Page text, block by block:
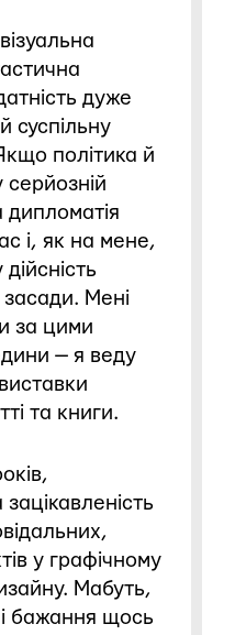
дуже
суспільну
політика й
серйозній
дипломатія
і, як на мене,
засади. Мені
за цими
— я веду
та книги.
у графічному
Мабуть,
бажання щось